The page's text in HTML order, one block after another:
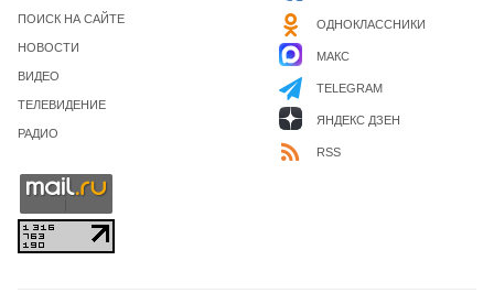
ПОИСК НА САЙТЕ
НОВОСТИ
ВИДЕО
ТЕЛЕВИДЕНИЕ
РАДИО
ОДНОКЛАССНИКИ
МАКС
TELEGRAM
ЯНДЕКС ДЗЕН
RSS